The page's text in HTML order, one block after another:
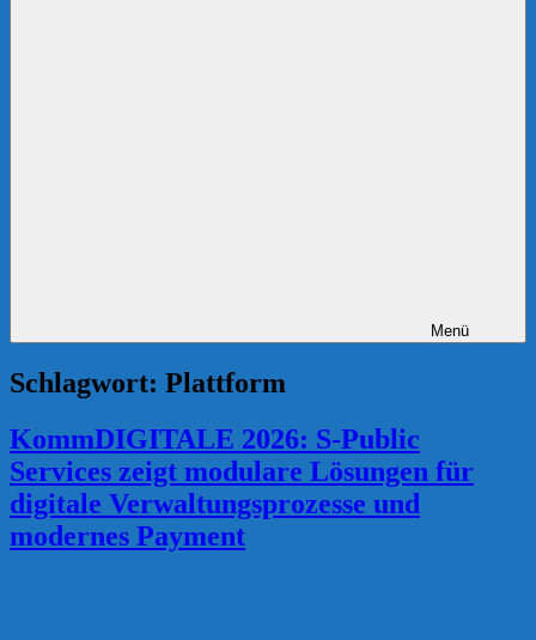
Menü
Schlagwort: Plattform
KommDIGITALE 2026: S-Public
Services zeigt modulare Lösungen für
digitale Verwaltungsprozesse und
modernes Payment